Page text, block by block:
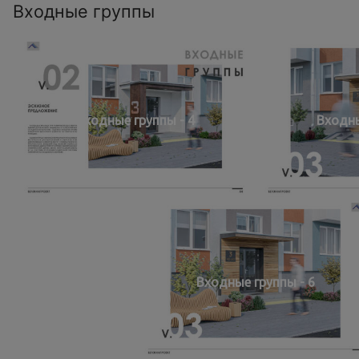
Входные группы
Входные группы - 4
Входные группы - 6